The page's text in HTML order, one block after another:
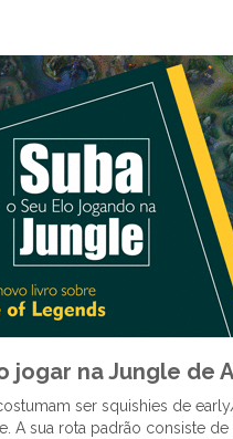
jogar na Jungle de
ser squishies de
A sua rota padrão consiste de